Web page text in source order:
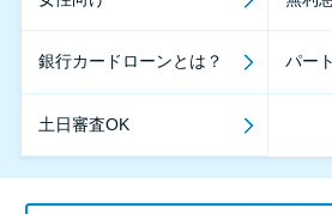
銀行カードローンとは？ パー
土日審査OK